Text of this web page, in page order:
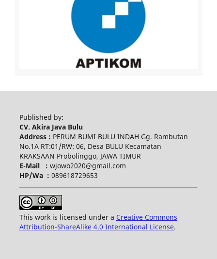
Published by:
CV. Akira Java Bulu
Address : PERUM BUMI BULU INDAH Gg. Rambutan
No.1A RT:01/RW: 06, Desa BULU Kecamatan
KRAKSAAN Probolinggo, JAWA TIMUR
E-Mail : wjowo2020@gmail.com
HP/Wa : 089618729653
This work is licensed under a Creative Commons
Attribution-ShareAlike 4.0 International License.